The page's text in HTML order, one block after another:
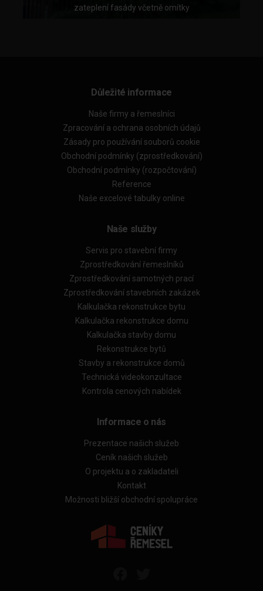
zateplení fasády včetně omítky
Důležité informace
Naše firmy a řemeslníci
Zpracování a ochrana osobních údajů
Zásady pro používání souborů cookie
Obchodní podmínky (zprostředkování)
Obchodní podmínky (rozpočtování)
Reference
Naše excelové tabulky online
Naše služby
Servis pro stavební firmy
Zprostředkování řemeslníků
Zprostředkování samotných prací
Zprostředkování stavebních zakázek
Kalkulačka rekonstrukce bytu
Kalkulačka rekonstrukce domu
Kalkulačka stavby domu
Rekonstrukce bytů
Stavby a rekonstrukce domů
Technická videokonzultace
Kontrola cenových nabídek
Informace o nás
Prezentace našich služeb
Ceník našich služeb
O projektu a o zakladateli
Kontakt
Možnosti bližší obchodní spolupráce